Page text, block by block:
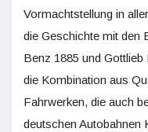
Vormachtstellung in
die Geschichte mit den
Benz 1885 und
die Kombination aus
Fahrwerken, die auch
deutschen Autobahnen